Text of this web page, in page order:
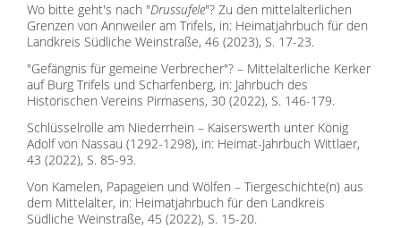
Wo bitte geht's nach "Drussufele"? Zu den mittelalterlichen
Grenzen von Annweiler am Trifels, in: Heimatjahrbuch für den
Landkreis Südliche Weinstraße, 46 (2023), S. 17-23.
"Gefängnis für gemeine Verbrecher"? – Mittelalterliche Kerker
auf Burg Trifels und Scharfenberg, in: Jahrbuch des
Historischen Vereins Pirmasens, 30 (2022), S. 146-179.
Schlüsselrolle am Niederrhein – Kaiserswerth unter König
Adolf von Nassau (1292-1298), in: Heimat-Jahrbuch Wittlaer,
43 (2022), S. 85-93.
Von Kamelen, Papageien und Wölfen – Tiergeschichte(n) aus
dem Mittelalter, in: Heimatjahrbuch für den Landkreis
Südliche Weinstraße, 45 (2022), S. 15-20.